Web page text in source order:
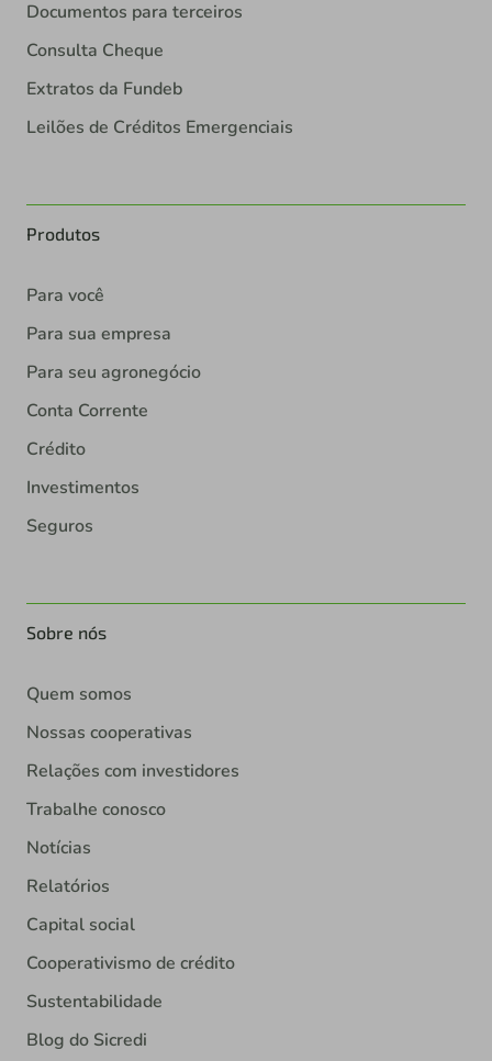
Documentos para terceiros
Consulta Cheque
Extratos da Fundeb
Leilões de Créditos Emergenciais
Produtos
Para você
Para sua empresa
Para seu agronegócio
Conta Corrente
Crédito
Investimentos
Seguros
Sobre nós
Quem somos
Nossas cooperativas
Relações com investidores
Trabalhe conosco
Notícias
Relatórios
Capital social
Cooperativismo de crédito
Sustentabilidade
Blog do Sicredi